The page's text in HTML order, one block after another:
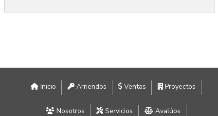
Inicio Arriendos Ventas Proyectos
Nosotros Servicios Avalúos